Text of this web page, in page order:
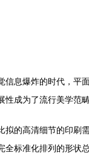
信息爆炸的时代，平
性成为了流行美学范
拟的高清细节的印刷
全标准化排列的形状